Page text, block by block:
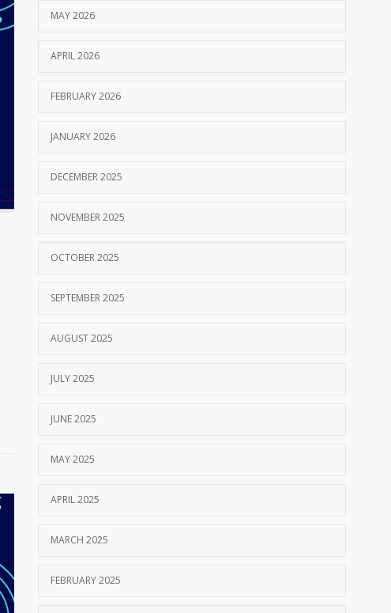
MAY 2026
APRIL 2026
FEBRUARY 2026
JANUARY 2026
DECEMBER 2025
NOVEMBER 2025
OCTOBER 2025
SEPTEMBER 2025
AUGUST 2025
JULY 2025
JUNE 2025
MAY 2025
APRIL 2025
MARCH 2025
FEBRUARY 2025